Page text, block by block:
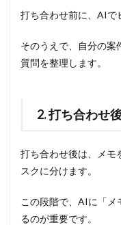
打ち合わせ前に、AIで
そのうえで、自分の案
質問を整理します。
2. 打ち合わせ
打ち合わせ後は、メモ
スクに分けます。
この段階で、AIに「メ
るのが重要です。